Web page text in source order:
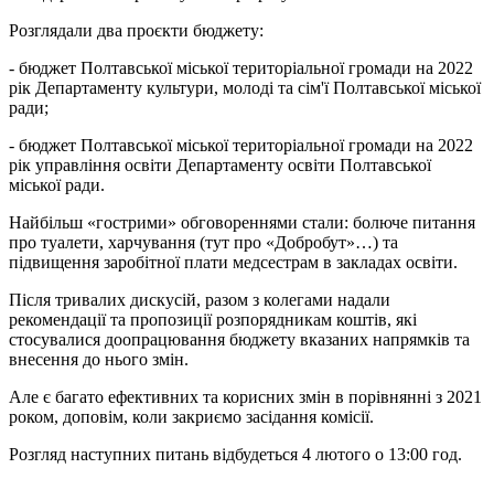
Розглядали два проєкти бюджету:
- бюджет Полтавської міської територіальної громади на 2022
рік Департаменту культури, молоді та сім'ї Полтавської міської
ради;
- бюджет Полтавської міської територіальної громади на 2022
рік управління освіти Департаменту освіти Полтавської
міської ради.
Найбільш «гострими» обговореннями стали: болюче питання
про туалети, харчування (тут про «Добробут»…) та
підвищення заробітної плати медсестрам в закладах освіти.
Після тривалих дискусій, разом з колегами надали
рекомендації та пропозиції розпорядникам коштів, які
стосувалися доопрацювання бюджету вказаних напрямків та
внесення до нього змін.
Але є багато ефективних та корисних змін в порівнянні з 2021
роком, доповім, коли закриємо засідання комісії.
Розгляд наступних питань відбудеться 4 лютого о 13:00 год.